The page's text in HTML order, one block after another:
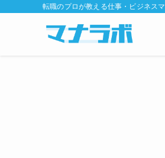
転職のプロが教える仕事・ビジネス